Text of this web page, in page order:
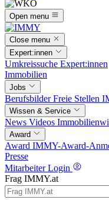
Open menu
Close menu
Expert:innen
Umkreissuche Expert:innen
Immobilien
Jobs
BerufsbilderFreie Stellen
Wissen & Service
News Videos
Award
Award IMMY-Award-
Presse
Mitarbeiter Login
Frag IMMY.at